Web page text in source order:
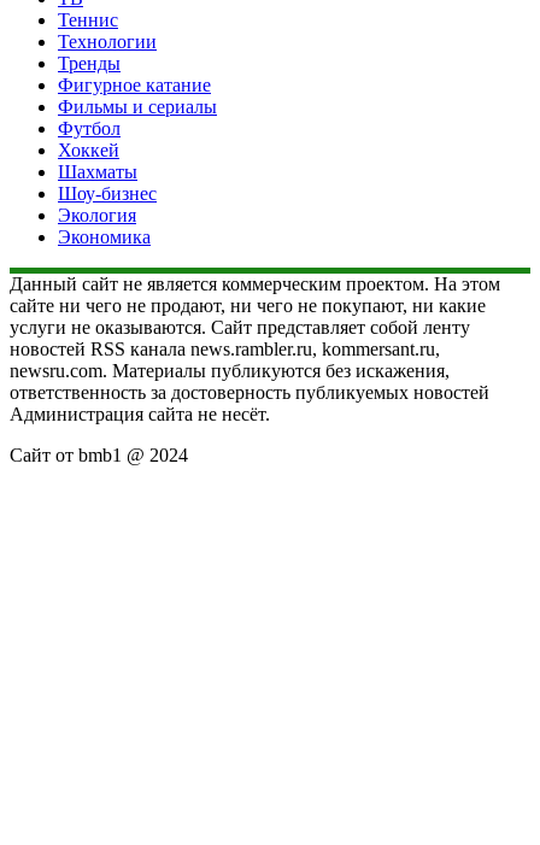
Теннис
Технологии
Тренды
Фигурное катание
Фильмы и сериалы
Футбол
Хоккей
Шахматы
Шоу-бизнес
Экология
Экономика
Данный сайт не является коммерческим проектом. На этом
сайте ни чего не продают, ни чего не покупают, ни какие
услуги не оказываются. Сайт представляет собой ленту
новостей RSS канала news.rambler.ru, kommersant.ru,
newsru.com. Материалы публикуются без искажения,
ответственность за достоверность публикуемых новостей
Администрация сайта не несёт.
Сайт от bmb1 @ 2024